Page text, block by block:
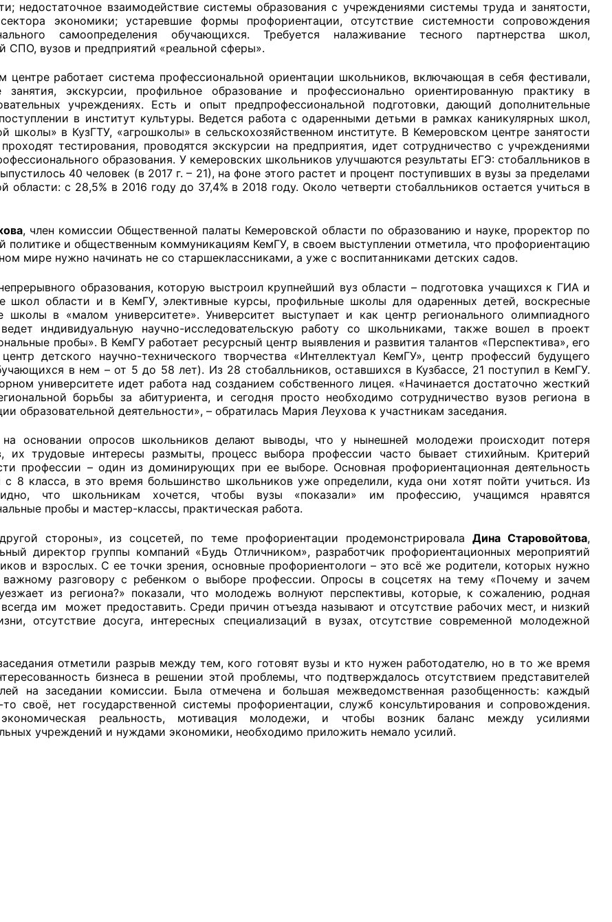
КО
ЦОН
ОП КО”
за 2024 г.
недостаточное взаимодействие системы образования с учреждениями системы труда и занятости,
экономики; устаревшие формы профориентации, отсутствие системности сопровождения
самоопределения обучающихся. Требуется налаживание тесного партнерства школ,
СПО, вузов и предприятий «реальной сферы».
центре работает система профессиональной ориентации школьников, включающая в себя фестивали,
занятия, экскурсии, профильное образование и профессионально ориентированную практику в
учреждениях. Есть и опыт предпрофессиональной подготовки, дающий дополнительные
в институт культуры. Ведется работа с одаренными детьми в рамках каникулярных школ,
школы» в КузГТУ, «агрошколы» в сельскохозяйственном институте. В Кемеровском центре занятости
тестирования, проводятся экскурсии на предприятия, идет сотрудничество с учреждениями
образования. У кемеровских школьников улучшаются результаты ЕГЭ: стобалльников в
40 человек (в 2017 г. – 21), на фоне этого растет и процент поступивших в вузы за пределами
области: с 28,5% в 2016 году до 37,4% в 2018 году. Около четверти стобалльников остается учиться в
, член комиссии Общественной палаты Кемеровской области по образованию и науке, проректор по
политике и общественным коммуникациям КемГУ, в своем выступлении отметила, что профориентацию
мире нужно начинать не со старшеклассниками, а уже с воспитанниками детских садов.
образования, которую выстроил крупнейший вуз области – подготовка учащихся к ГИА и
школ области и в КемГУ, элективные курсы, профильные школы для одаренных детей, воскресные
школы в «малом университете». Университет выступает и как центр регионального олимпиадного
индивидуальную научно-исследовательскую работу со школьниками, также вошел в проект
пробы». В КемГУ работает ресурсный центр выявления и развития талантов «Перспектива», его
детского научно-технического творчества «Интеллектуал КемГУ», центр профессий будущего
в нем – от 5 до 58 лет). Из 28 стобалльников, оставшихся в Кузбассе, 21 поступил в КемГУ.
университете идет работа над созданием собственного лицея. «Начинается достаточно жесткий
борьбы за абитуриента, и сегодня просто необходимо сотрудничество вузов региона в
образовательной деятельности», – обратилась Мария Леухова к участникам заседания.
на основании опросов школьников делают выводы, что у нынешней молодежи происходит потеря
их трудовые интересы размыты, процесс выбора профессии часто бывает стихийным. Критерий
профессии – один из доминирующих при ее выборе. Основная профориентационная деятельность
с 8 класса, в это время большинство школьников уже определили, куда они хотят пойти учиться. Из
что школьникам хочется, чтобы вузы «показали» им профессию, учащимся нравятся
пробы и мастер-классы, практическая работа.
стороны», из соцсетей, по теме профориентации продемонстрировалаДина Старовойтова,
директор группы компаний «Будь Отличником», разработчик профориентационных мероприятий
и взрослых. С ее точки зрения, основные профориентологи – это всё же родители, которых нужно
важному разговору с ребенком о выборе профессии. Опросы в соцсетях на тему «Почему и зачем
из региона?» показали, что молодежь волнуют перспективы, которые, к сожалению, родная
им может предоставить. Среди причин отъезда называют и отсутствие рабочих мест, и низкий
отсутствие досуга, интересных специализаций в вузах, отсутствие современной молодежной
отметили разрыв между тем, кого готовят вузы и кто нужен работодателю, но в то же время
бизнеса в решении этой проблемы, что подтверждалось отсутствием представителей
на заседании комиссии. Была отмечена и большая межведомственная разобщенность: каждый
то своё, нет государственной системы профориентации, служб консультирования и сопровождения.
реальность, мотивация молодежи, и чтобы возник баланс между усилиями
учреждений и нуждами экономики, необходимо приложить немало усилий.